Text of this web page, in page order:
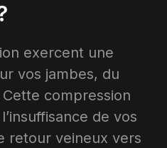
exercent une
vos jambes, du
compression
de vos
retour veineux vers